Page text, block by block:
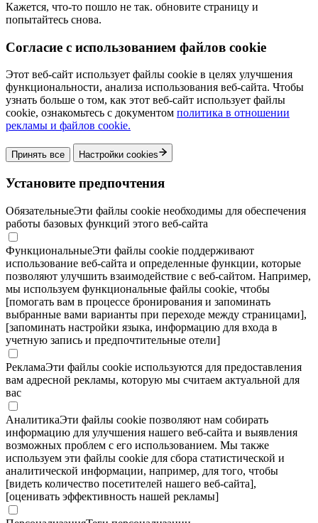
Кажется, что-то пошло не так. обновите страницу и
попытайтесь снова.
Согласие с использованием файлов cookie
Этот веб-сайт использует файлы cookie в целях улучшения
функциональности, анализа использования веб-сайта. Чтобы
узнать больше о том, как этот веб-сайт использует файлы
cookie, ознакомьтесь с документом политика в отношении
рекламы и файлов cookie.
Принять все Настройки cookies
Установите предпочтения
ОбязательныеЭти файлы cookie необходимы для обеспечения
работы базовых функций этого веб-сайта
ФункциональныеЭти файлы cookie поддерживают
использование веб-сайта и определенные функции, которые
позволяют улучшить взаимодействие с веб-сайтом. Например,
мы используем функциональные файлы cookie, чтобы
[помогать вам в процессе бронирования и запоминать
выбранные вами варианты при переходе между страницами],
[запоминать настройки языка, информацию для входа в
учетную запись и предпочтительные отели]
РекламаЭти файлы cookie используются для предоставления
вам адресной рекламы, которую мы считаем актуальной для
вас
АналитикаЭти файлы cookie позволяют нам собирать
информацию для улучшения нашего веб-сайта и выявления
возможных проблем с его использованием. Мы также
используем эти файлы cookie для сбора статистической и
аналитической информации, например, для того, чтобы
[видеть количество посетителей нашего веб-сайта],
[оценивать эффективность нашей рекламы]